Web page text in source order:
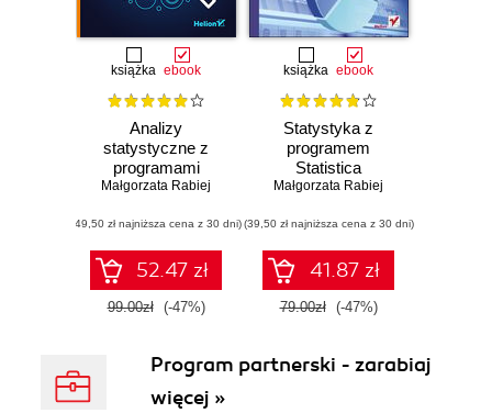
książka ebook
Analizy
statystyczne z
programami
Statistica i Excel
Małgorzata Rabiej
(49,50 zł najniższa cena z 30 dni)
52.47 zł
99.00zł (-47%)
książka ebook
Statystyka z
programem
Statistica
Małgorzata Rabiej
(39,50 zł najniższa cena z 30 dni)
41.87 zł
79.00zł (-47%)
Program partnerski - zarabiaj
więcej »